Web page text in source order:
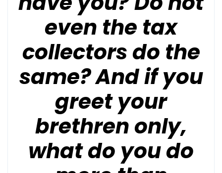
even the tax
collectors do the
same?And if you
greet your
brethren only,
what do you do